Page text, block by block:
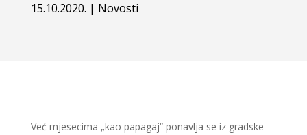
15.10.2020. | Novosti
Već mjesecima „kao papagaj“ ponavlja se iz gradske